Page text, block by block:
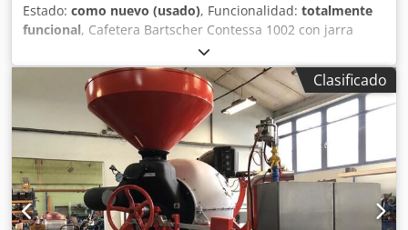
Estado: como nuevo (usado), Funcionalidad: totalmente
funcional, Cafetera Bartscher Contessa 1002 con jarra
térmica / jarra isotérmica de 2 litros con mecanismo de
vertido 1.400 vatios En embalaje original, color plata 2
unidades de jarras isotérmicas de 2 L Con filtro de cesta –
caja sin abrir de filtros (1.000 unidades) disponible
Dkedpfxoyvp S Us Aqisr Inserto de filtro extraíble
Desconexión automática La máquina prepara aprox. 2
litros de café en unos 8 minutos, equivalente a 16 tazas En
todos los datos técnicos se reserva el derecho a errores
tipográficos o de información. Venta exclusivamente en
países de la UE.
Clasificado